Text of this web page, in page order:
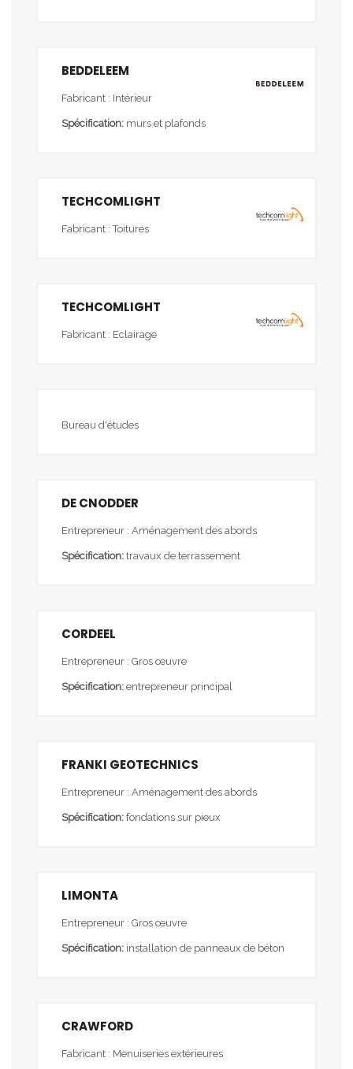
BEDDELEEM
Fabricant : Intérieur
Spécification: murs et plafonds
TECHCOMLIGHT
Fabricant : Toitures
TECHCOMLIGHT
Fabricant : Eclairage
Bureau d'études
DE CNODDER
Entrepreneur : Aménagement des abords
Spécification: travaux de terrassement
CORDEEL
Entrepreneur : Gros œuvre
Spécification: entrepreneur principal
FRANKI GEOTECHNICS
Entrepreneur : Aménagement des abords
Spécification: fondations sur pieux
LIMONTA
Entrepreneur : Gros œuvre
Spécification: installation de panneaux de béton
CRAWFORD
Fabricant : Menuiseries extérieures